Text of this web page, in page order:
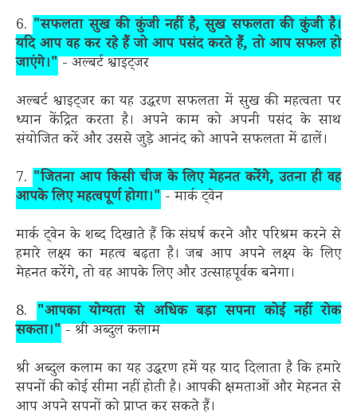
6. "सफलता सुख की कुंजी नहीं है, सुख सफलता की कुंजी है।
यदि आप वह कर रहे हैं जो आप पसंद करते हैं, तो आप सफल हो
जाएंगे।"- अल्बर्ट श्वाइट्जर
अल्बर्ट श्वाइट्जर का यह उद्धरण सफलता में सुख की महत्वता पर
ध्यान केंद्रित करता है। अपने काम को अपनी पसंद के साथ
संयोजित करें और उससे जुड़े आनंद को आपने सफलता में ढालें।
7. "जितना आप किसी चीज के लिए मेहनत करेंगे, उतना ही वह
आपके लिए महत्वपूर्ण होगा।"- मार्क ट्वेन
मार्क ट्वेन के शब्द दिखाते हैं कि संघर्ष करने और परिश्रम करने से
हमारे लक्ष्य का महत्व बढ़ता है। जब आप अपने लक्ष्य के लिए
मेहनत करेंगे, तो वह आपके लिए और उत्साहपूर्वक बनेगा।
8. "आपका योग्यता से अधिक बड़ा सपना कोई नहीं रोक
सकता।"- श्री अब्दुल कलाम
श्री अब्दुल कलाम का यह उद्धरण हमें यह याद दिलाता है कि हमारे
सपनों की कोई सीमा नहीं होती है। आपकी क्षमताओं और मेहनत से
आप अपने सपनों को प्राप्त कर सकते हैं।